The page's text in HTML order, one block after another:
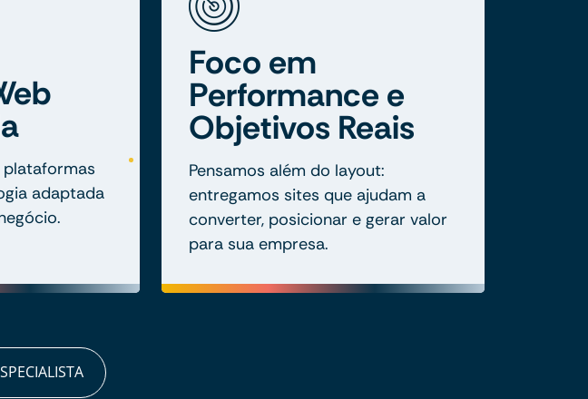
plataformas
adaptada
Foco em
Performance e
Objetivos Reais
Pensamos além do layout:
entregamos sites que ajudam a
converter, posicionar e gerar valor
para sua empresa.